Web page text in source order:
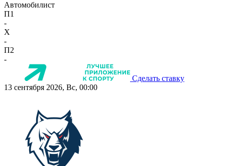
Автомобилист
П1
-
X
-
П2
-
Сделать ставку
13 сентября 2026, Вс, 00:00